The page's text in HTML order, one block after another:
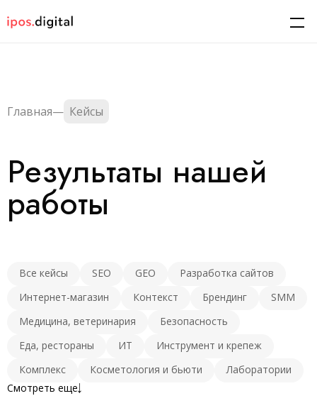
Главная— Кейсы
Результаты нашей
работы
Все кейсы SEO GEO
Разработка сайтов
Интернет-магазин
Контекст Брендинг
SMM
Медицина, ветеринария
Безопасность
Еда, рестораны
ИТ
Инструмент и крепеж
Комплекс
Косметология и бьюти
Лаборатории
Смотреть еще